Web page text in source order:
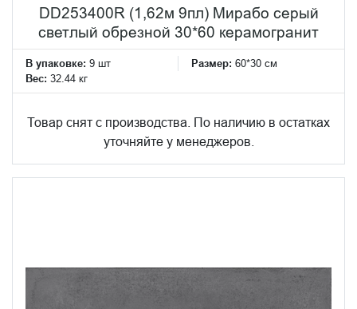
DD253400R (1,62м 9пл) Мирабо серый
светлый обрезной 30*60 керамогранит
В упаковке: 9 шт Размер: 60*30 см
Вес: 32.44 кг
Товар снят с производства. По наличию в остатках
уточняйте у менеджеров.